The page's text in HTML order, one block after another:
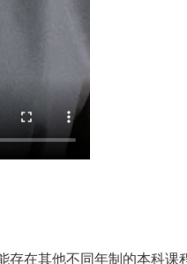
在其他不同年制的本科课